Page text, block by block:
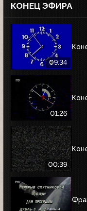
КОНЕЦ ЭФИРА
09:34
01:26
00:39